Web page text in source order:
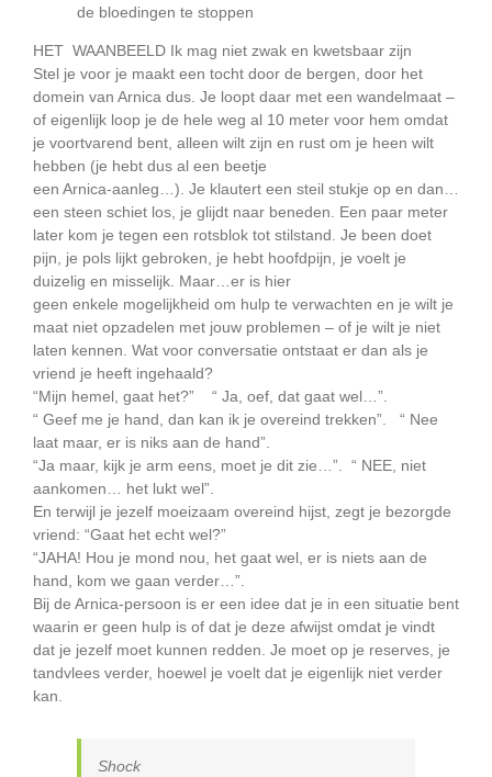
de bloedingen te stoppen
HET WAANBEELD Ik mag niet zwak en kwetsbaar zijn
Stel je voor je maakt een tocht door de bergen, door het
domein van Arnica dus. Je loopt daar met een wandelmaat –
of eigenlijk loop je de hele weg al 10 meter voor hem omdat
je voortvarend bent, alleen wilt zijn en rust om je heen wilt
hebben (je hebt dus al een beetje
een Arnica-aanleg…). Je klautert een steil stukje op en dan…
een steen schiet los, je glijdt naar beneden. Een paar meter
later kom je tegen een rotsblok tot stilstand. Je been doet
pijn, je pols lijkt gebroken, je hebt hoofdpijn, je voelt je
duizelig en misselijk. Maar…er is hier
geen enkele mogelijkheid om hulp te verwachten en je wilt je
maat niet opzadelen met jouw problemen – of je wilt je niet
laten kennen. Wat voor conversatie ontstaat er dan als je
vriend je heeft ingehaald?
“Mijn hemel, gaat het?” “ Ja, oef, dat gaat wel…”.
“ Geef me je hand, dan kan ik je overeind trekken”. “ Nee
laat maar, er is niks aan de hand”.
“Ja maar, kijk je arm eens, moet je dit zie…”. “ NEE, niet
aankomen… het lukt wel”.
En terwijl je jezelf moeizaam overeind hijst, zegt je bezorgde
vriend: “Gaat het echt wel?”
“JAHA! Hou je mond nou, het gaat wel, er is niets aan de
hand, kom we gaan verder…”.
Bij de Arnica-persoon is er een idee dat je in een situatie bent
waarin er geen hulp is of dat je deze afwijst omdat je vindt
dat je jezelf moet kunnen redden. Je moet op je reserves, je
tandvlees verder, hoewel je voelt dat je eigenlijk niet verder
kan.
Shock